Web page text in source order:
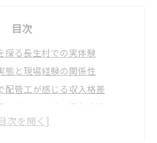
目次
探る長生村での実体験
態と現場経験の関係性
配管工が感じる収入格差
く上での月給や賞与事情
が収入に与える影響